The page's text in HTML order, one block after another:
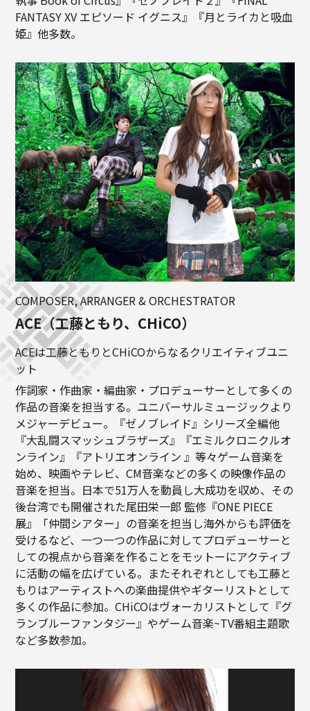
FANTASY XV エピソード イグニス』『月とライカと吸血
姫』他多数。
COMPOSER, ARRANGER & ORCHESTRATOR
ACE（工藤ともり、CHiCO）
ACEは工藤ともりとCHiCOからなるクリエイティブユニ
ット
作詞家・作曲家・編曲家・プロデューサーとして多くの
作品の音楽を担当する。ユニバーサルミュージックより
メジャーデビュー。『ゼノブレイド』シリーズ全編他
『大乱闘スマッシュブラザーズ』『エミルクロニクルオ
ンライン』『アトリエオンライン 』等々ゲーム音楽を
始め、映画やテレビ、CM音楽などの多くの映像作品の
音楽を担当。日本で51万人を動員し大成功を収め、その
後台湾でも開催された尾田栄一郎 監修『ONE PIECE
展』「仲間シアター」の音楽を担当し海外からも評価を
受けるなど、一つ一つの作品に対してプロデューサーと
しての視点から音楽を作ることをモットーにアクティブ
に活動の幅を広げている。またそれぞれとしても工藤と
もりはアーティストへの楽曲提供やギターリストとして
多くの作品に参加。CHiCOはヴォーカリストとして『グ
ランブルーファンタジー』やゲーム音楽~TV番組主題歌
など多数参加。